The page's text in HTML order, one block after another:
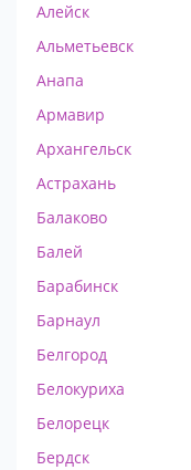
Алейск
Альметьевск
Анапа
Армавир
Архангельск
Астрахань
Балаково
Балей
Барабинск
Барнаул
Белгород
Белокуриха
Белорецк
Бердск